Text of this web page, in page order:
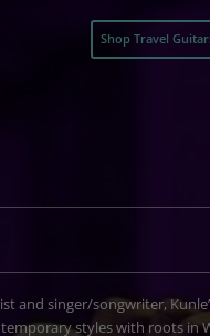
Shop Travel
and singer/songwriter,
styles with roots in